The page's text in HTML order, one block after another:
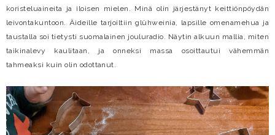
koristeluaineita ja iloisen mielen. Minä olin järjestänyt keittiönpöydän
leivontakuntoon. Äideille tarjoiltiin glühweinia, lapsille omenamehua ja
taustalla soi tietysti suomalainen jouluradio. Näytin alkuun mallia, miten
taikinalevy kaulitaan, ja onneksi massa osoittautui vähemmän
tahmeaksi kuin olin odottanut.